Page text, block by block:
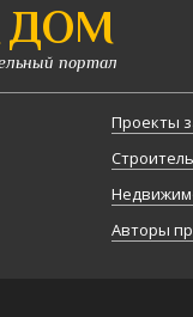
ДОМ
портал
Проекты
Авторы